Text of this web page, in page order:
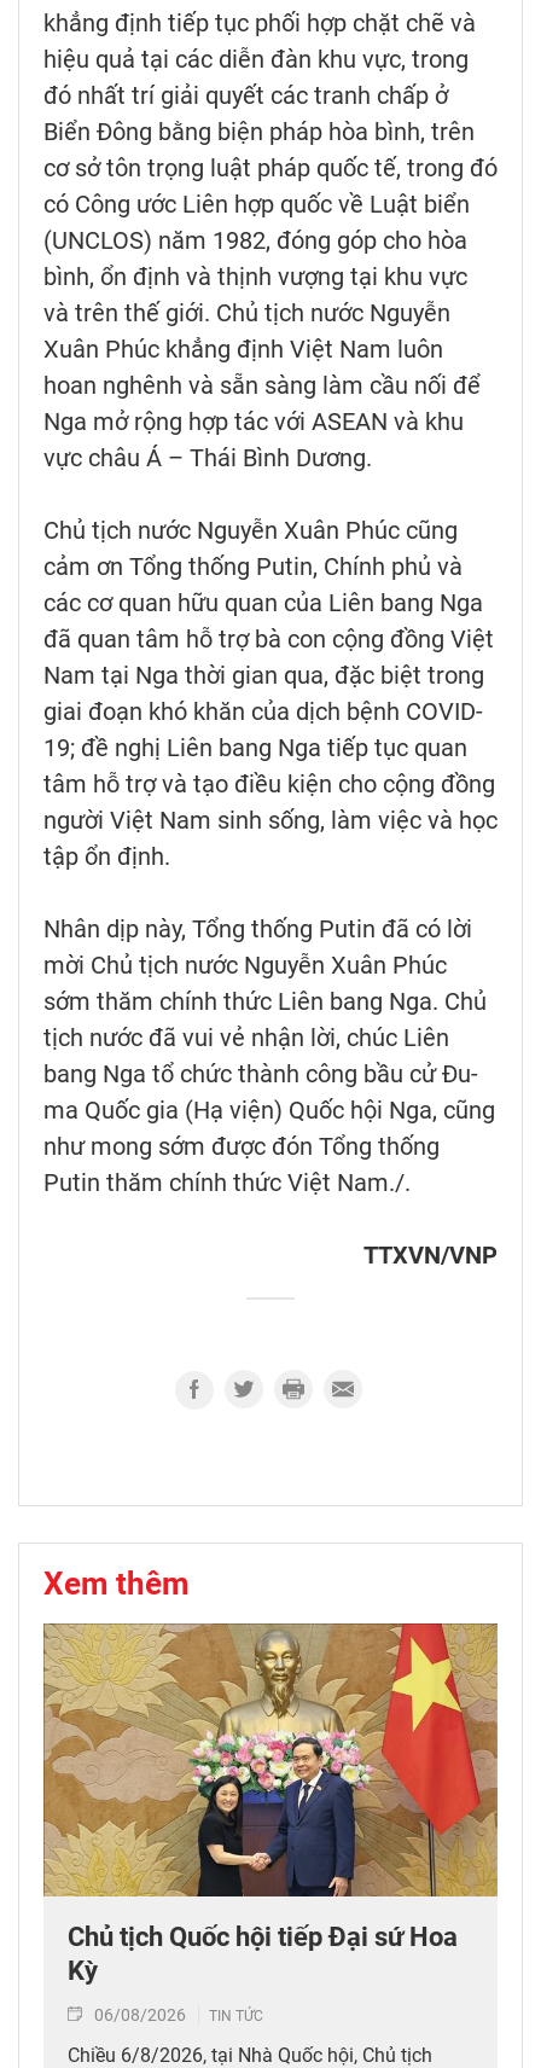
khẳng định tiếp tục phối hợp chặt chẽ và
hiệu quả tại các diễn đàn khu vực, trong
đó nhất trí giải quyết các tranh chấp ở
Biển Đông bằng biện pháp hòa bình, trên
cơ sở tôn trọng luật pháp quốc tế, trong đó
có Công ước Liên hợp quốc về Luật biển
(UNCLOS) năm 1982, đóng góp cho hòa
bình, ổn định và thịnh vượng tại khu vực
và trên thế giới. Chủ tịch nước Nguyễn
Xuân Phúc khẳng định Việt Nam luôn
hoan nghênh và sẵn sàng làm cầu nối để
Nga mở rộng hợp tác với ASEAN và khu
vực châu Á – Thái Bình Dương.
Chủ tịch nước Nguyễn Xuân Phúc cũng
cảm ơn Tổng thống Putin, Chính phủ và
các cơ quan hữu quan của Liên bang Nga
đã quan tâm hỗ trợ bà con cộng đồng Việt
Nam tại Nga thời gian qua, đặc biệt trong
giai đoạn khó khăn của dịch bệnh COVID-
19; đề nghị Liên bang Nga tiếp tục quan
tâm hỗ trợ và tạo điều kiện cho cộng đồng
người Việt Nam sinh sống, làm việc và học
tập ổn định.
Nhân dịp này, Tổng thống Putin đã có lời
mời Chủ tịch nước Nguyễn Xuân Phúc
sớm thăm chính thức Liên bang Nga. Chủ
tịch nước đã vui vẻ nhận lời, chúc Liên
bang Nga tổ chức thành công bầu cử Đu-
ma Quốc gia (Hạ viện) Quốc hội Nga, cũng
như mong sớm được đón Tổng thống
Putin thăm chính thức Việt Nam./.
TTXVN/VNP
Xem thêm
Chủ tịch Quốc hội tiếp Đại sứ Hoa
Kỳ
06/08/2026 TIN TỨC
Chiều 6/8/2026, tại Nhà Quốc hội, Chủ tịch